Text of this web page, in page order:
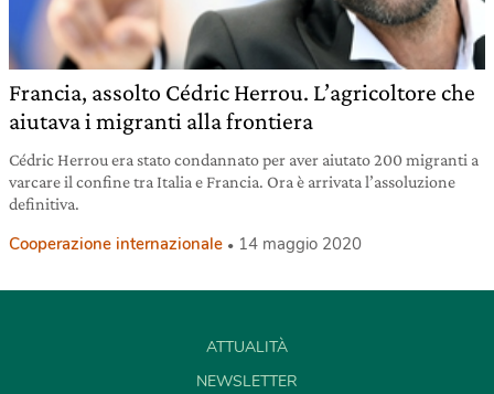
Francia, assolto Cédric Herrou. L’agricoltore che
aiutava i migranti alla frontiera
Cédric Herrou era stato condannato per aver aiutato 200 migranti a
varcare il confine tra Italia e Francia. Ora è arrivata l’assoluzione
definitiva.
Cooperazione internazionale 14 maggio 2020
ATTUALITÀ
NEWSLETTER